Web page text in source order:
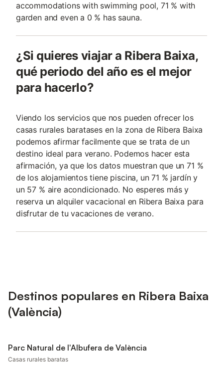
accommodations with swimming pool, 71 % with
garden and even a 0 % has sauna.
¿Si quieres viajar a Ribera Baixa,
qué periodo del año es el mejor
para hacerlo?
Viendo los servicios que nos pueden ofrecer los
casas rurales baratases en la zona de Ribera Baixa
podemos afirmar facilmente que se trata de un
destino ideal para verano. Podemos hacer esta
afirmación, ya que los datos muestran que un 71 %
de los alojamientos tiene piscina, un 71 % jardín y
un 57 % aire acondicionado. No esperes más y
reserva un alquiler vacacional en Ribera Baixa para
disfrutar de tu vacaciones de verano.
Destinos populares en Ribera Baixa
(València)
Parc Natural de l'Albufera de València
Casas rurales baratas